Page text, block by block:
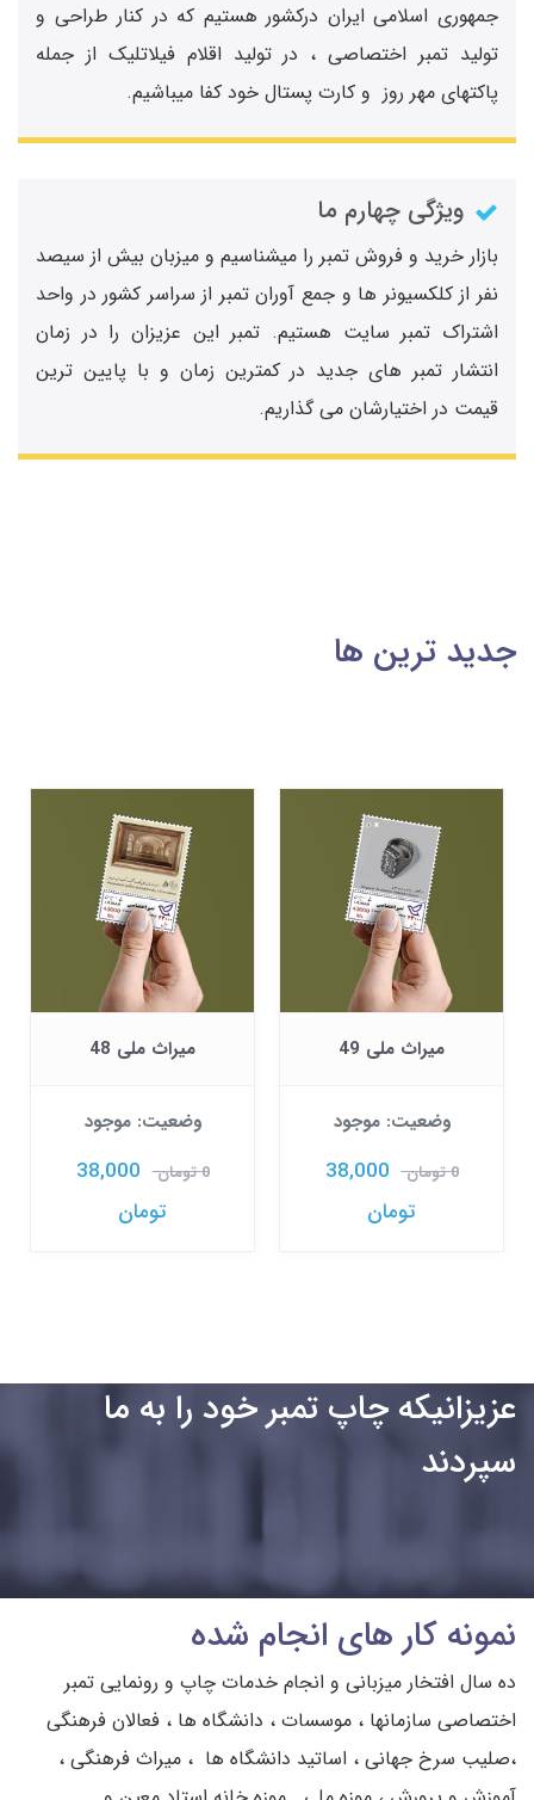
جمهوری اسلامی ایران درکشور هستیم که در کنار طراحی و
تولید تمبر اختصاصی ، در تولید اقلام فیلاتلیک از جمله
پاکتهای مهر روز و کارت پستال خود کفا میباشیم.
ویژگی چهارم ما
بازار خرید و فروش تمبر را میشناسیم و میزبان بیش از سیصد
نفر از کلکسیونر ها و جمع آوران تمبر از سراسر کشور در واحد
اشتراک تمبر سایت هستیم. تمبر این عزیزان را در زمان
انتشار تمبر های جدید در کمترین زمان و با پایین ترین
قیمت در اختیارشان می گذاریم.
جدید ترین ها
میراث ملی 49
وضعیت: موجود
38,000
تومان
میراث ملی 48
وضعیت: موجود
38,000
تومان
عزیزانیکه چاپ تمبر خود را به ما
سپردند
نمونه کار های انجام شده
ده سال افتخار میزبانی و انجام خدمات چاپ و رونمایی تمبر
اختصاصی سازمانها ، موسسات ، دانشگاه ها ، فعالان فرهنگی
،صلیب سرخ جهانی ، اساتید دانشگاه ها ، میراث فرهنگی ،